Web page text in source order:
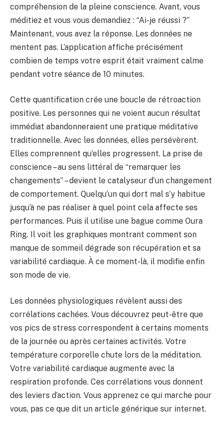
compréhension de la pleine conscience. Avant, vous
méditiez et vous vous demandiez : “Ai-je réussi ?”
Maintenant, vous avez la réponse. Les données ne
mentent pas. L’application affiche précisément
combien de temps votre esprit était vraiment calme
pendant votre séance de 10 minutes.
Cette quantification crée une boucle de rétroaction
positive. Les personnes qui ne voient aucun résultat
immédiat abandonneraient une pratique méditative
traditionnelle. Avec les données, elles persévèrent.
Elles comprennent qu’elles progressent. La prise de
conscience – au sens littéral de “remarquer les
changements” – devient le catalyseur d’un changement
de comportement. Quelqu’un qui dort mal s’y habitue
jusqu’à ne pas réaliser à quel point cela affecte ses
performances. Puis il utilise une bague comme Oura
Ring. Il voit les graphiques montrant comment son
manque de sommeil dégrade son récupération et sa
variabilité cardiaque. À ce moment-là, il modifie enfin
son mode de vie.
Les données physiologiques révèlent aussi des
corrélations cachées. Vous découvrez peut-être que
vos pics de stress correspondent à certains moments
de la journée ou après certaines activités. Votre
température corporelle chute lors de la méditation.
Votre variabilité cardiaque augmente avec la
respiration profonde. Ces corrélations vous donnent
des leviers d’action. Vous apprenez ce qui marche pour
vous, pas ce que dit un article générique sur internet.